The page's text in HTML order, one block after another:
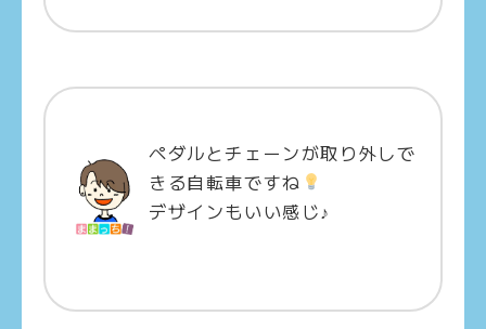
ペダルとチェーンが取り外しで
きる自転車ですね
デザインもいい感じ♪